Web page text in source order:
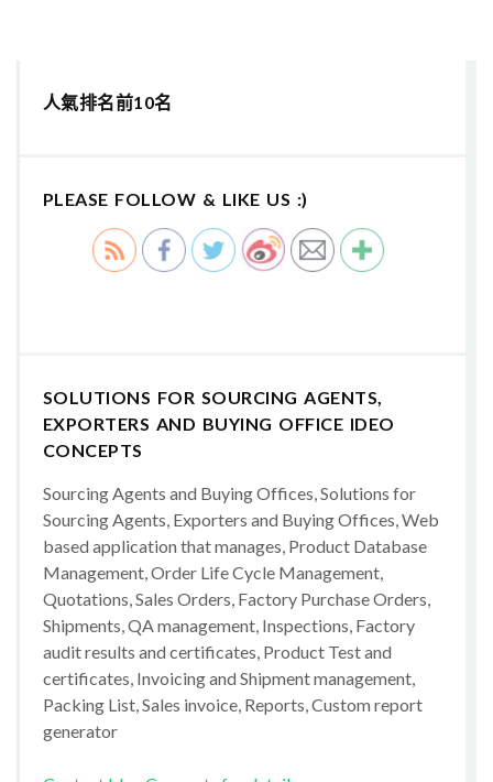
人氣排名前10名
PLEASE FOLLOW & LIKE US :)
SOLUTIONS FOR SOURCING AGENTS,
EXPORTERS AND BUYING OFFICE IDEO
CONCEPTS
Sourcing Agents and Buying Offices, Solutions for
Sourcing Agents, Exporters and Buying Offices, Web
based application that manages, Product Database
Management, Order Life Cycle Management,
Quotations, Sales Orders, Factory Purchase Orders,
Shipments, QA management, Inspections, Factory
audit results and certificates, Product Test and
certificates, Invoicing and Shipment management,
Packing List, Sales invoice, Reports, Custom report
generator